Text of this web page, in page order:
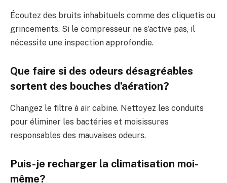
Écoutez des bruits inhabituels comme des cliquetis ou
grincements. Si le compresseur ne s’active pas, il
nécessite une inspection approfondie.
Que faire si des odeurs désagréables
sortent des bouches d’aération?
Changez le filtre à air cabine. Nettoyez les conduits
pour éliminer les bactéries et moisissures
responsables des mauvaises odeurs.
Puis-je recharger la climatisation moi-
même?